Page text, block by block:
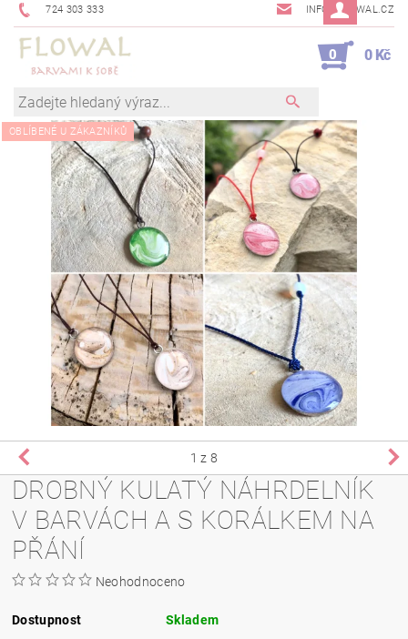
724 303 333 INFO@FLOWAL.CZ
0 0 Kč
OBLÍBENÉ U ZÁKAZNÍKŮ
1 z 8
DROBNÝ KULATÝ NÁHRDELNÍK
V BARVÁCH A S KORÁLKEM NA
PŘÁNÍ
Neohodnoceno
Dostupnost Skladem